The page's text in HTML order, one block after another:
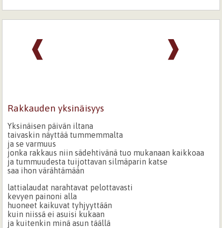
❱
❰
Rakkauden yksinäisyys
Yksinäisen päivän iltana
taivaskin näyttää tummemmalta
ja se varmuus
jonka rakkaus niin sädehtivänä tuo mukanaan kaikkoaa
ja tummuudesta tuijottavan silmäparin katse
saa ihon värähtämään
lattialaudat narahtavat pelottavasti
kevyen painoni alla
huoneet kaikuvat tyhjyyttään
kuin niissä ei asuisi kukaan
ja kuitenkin minä asun täällä